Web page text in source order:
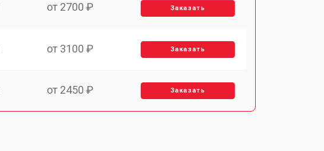
от 2700 ₽ Заказать
от 3100 ₽ Заказать
от 2450 ₽ Заказать